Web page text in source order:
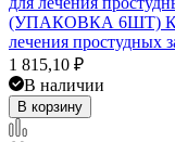
(УПАКОВКА 6ШТ)
лечения простудных
1 815,10 ₽
В наличии
В корзину